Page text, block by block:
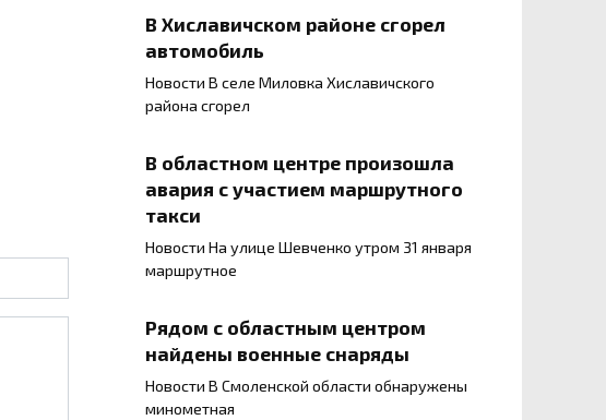
В Хиславичском районе сгорел
автомобиль
Новости В селе Миловка Хиславичского
района сгорел
В областном центре произошла
авария с участием маршрутного
такси
Новости На улице Шевченко утром 31 января
маршрутное
Рядом с областным центром
найдены военные снаряды
Новости В Смоленской области обнаружены
минометная